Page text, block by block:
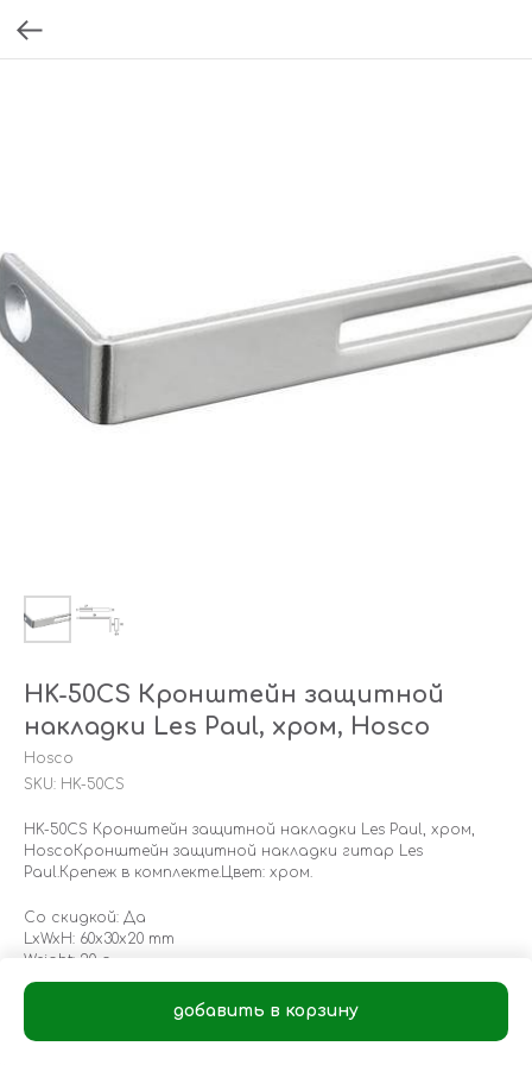
HK-50CS Кронштейн защитной
накладки Les Paul, хром, Hosco
Hosco
SKU: HK-50CS
добавить в корзину
HK-50CS Кронштейн защитной накладки Les Paul, хром,
HoscoКронштейн защитной накладки гитар Les
Paul.Крепеж в комплекте.Цвет: хром.
Со скидкой: Да
LxWxH: 60x30x20 mm
Weight: 20 g